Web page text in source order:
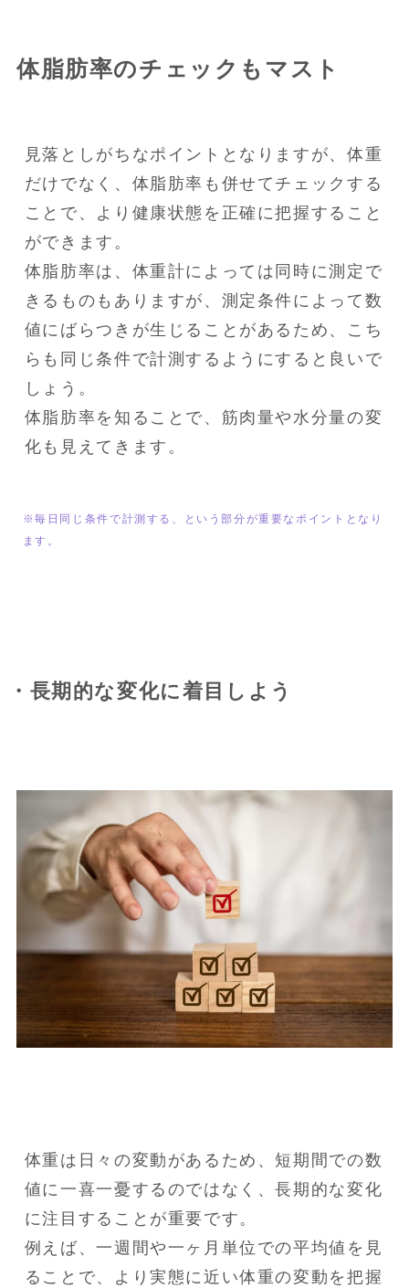
体脂肪率のチェックもマスト
見落としがちなポイントとなりますが、体重
だけでなく、体脂肪率も併せてチェックする
ことで、より健康状態を正確に把握すること
ができます。
体脂肪率は、体重計によっては同時に測定で
きるものもありますが、測定条件によって数
値にばらつきが生じることがあるため、こち
らも同じ条件で計測するようにすると良いで
しょう。
体脂肪率を知ることで、筋肉量や水分量の変
化も見えてきます。
※毎日同じ条件で計測する、という部分が重要なポイントとなり
ます。
・長期的な変化に着目しよう
体重は日々の変動があるため、短期間での数
値に一喜一憂するのではなく、長期的な変化
に注目することが重要です。
例えば、一週間や一ヶ月単位での平均値を見
ることで、より実態に近い体重の変動を把握